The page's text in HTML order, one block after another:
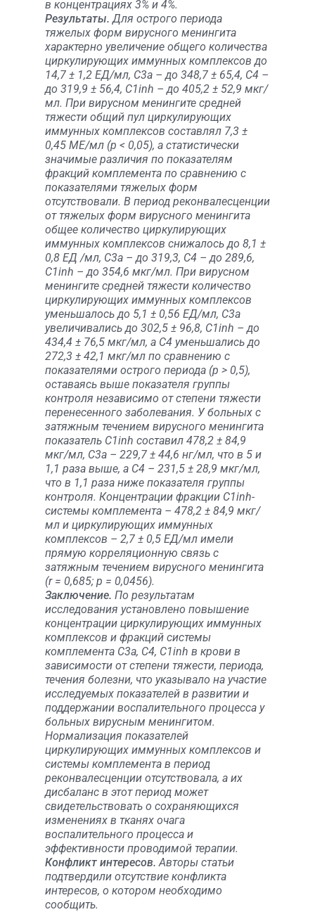
в концентрациях 3% и 4%.
Результаты. Для острого периода
тяжелых форм вирусного менингита
характерно увеличение общего количества
циркулирующих иммунных комплексов до
14,7 ± 1,2 ЕД/мл, С3а – до 348,7 ± 65,4, С4 –
до 319,9 ± 56,4, С1inh – до 405,2 ± 52,9 мкг/
мл. При вирусном менингите средней
тяжести общий пул циркулирующих
иммунных комплексов составлял 7,3 ±
0,45 МЕ/мл (p < 0,05), а статистически
значимые различия по показателям
фракций комплемента по сравнению с
показателями тяжелых форм
отсутствовали. В период реконвалесценции
от тяжелых форм вирусного менингита
общее количество циркулирующих
иммунных комплексов снижалось до 8,1 ±
0,8 ЕД /мл, С3а – до 319,3, С4 – до 289,6,
С1inh – до 354,6 мкг/мл. При вирусном
менингите средней тяжести количество
циркулирующих иммунных комплексов
уменьшалось до 5,1 ± 0,56 ЕД/мл, С3а
увеличивались до 302,5 ± 96,8, С1inh – до
434,4 ± 76,5 мкг/мл, а С4 уменьшались до
272,3 ± 42,1 мкг/мл по сравнению с
показателями острого периода (р > 0,5),
оставаясь выше показателя группы
контроля независимо от степени тяжести
перенесенного заболевания. У больных с
затяжным течением вирусного менингита
показатель С1inh составил 478,2 ± 84,9
мкг/мл, С3а – 229,7 ± 44,6 нг/мл, что в 5 и
1,1 раза выше, а С4 – 231,5 ± 28,9 мкг/мл,
что в 1,1 раза ниже показателя группы
контроля. Концентрации фракции С1inh-
системы комплемента – 478,2 ± 84,9 мкг/
мл и циркулирующих иммунных
комплексов – 2,7 ± 0,5 ЕД/мл имели
прямую корреляционную связь с
затяжным течением вирусного менингита
(r = 0,685; p = 0,0456).
Заключение. По результатам
исследования установлено повышение
концентрации циркулирующих иммунных
комплексов и фракций системы
комплемента С3а, С4, С1inh в крови в
зависимости от степени тяжести, периода,
течения болезни, что указывало на участие
исследуемых показателей в развитии и
поддержании воспалительного процесса у
больных вирусным менингитом.
Нормализация показателей
циркулирующих иммунных комплексов и
системы комплемента в период
реконвалесценции отсутствовала, а их
дисбаланс в этот период может
свидетельствовать о сохраняющихся
изменениях в тканях очага
воспалительного процесса и
эффективности проводимой терапии.
Конфликт интересов.Авторы статьи
подтвердили отсутствие конфликта
интересов, о котором необходимо
сообщить.